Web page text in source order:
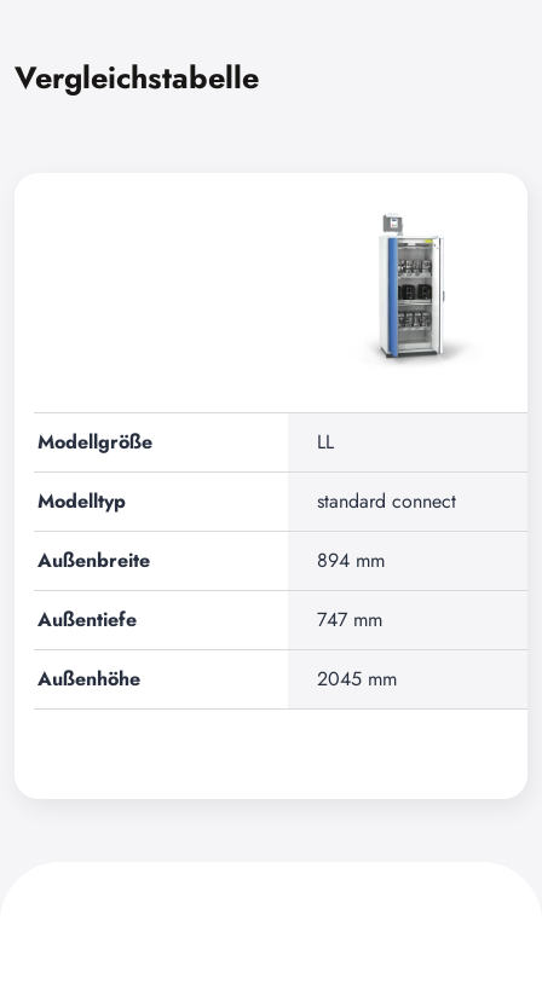
Vergleichstabelle
Modellgröße LL
Modelltyp standard connect
Außenbreite 894 mm
Außentiefe 747 mm
Außenhöhe 2045 mm